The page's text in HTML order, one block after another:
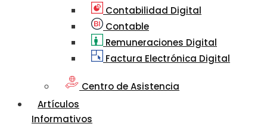
Contabilidad Digital
Contable
Remuneraciones Digital
Factura Electrónica Digital
Centro de Asistencia
Artículos
Informativos